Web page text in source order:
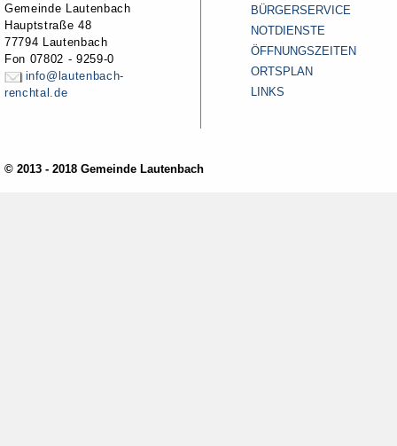
Gemeinde Lautenbach
Hauptstraße 48
77794 Lautenbach
Fon 07802 - 9259-0
info@lautenbach-
renchtal.de
BÜRGERSERVICE
NOTDIENSTE
ÖFFNUNGSZEITEN
ORTSPLAN
LINKS
© 2013 - 2018 Gemeinde Lautenbach